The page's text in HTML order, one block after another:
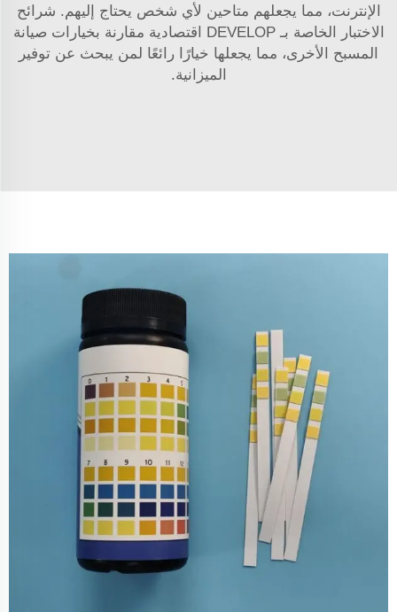
الإنترنت، مما يجعلهم متاحين لأي شخص يحتاج إليهم. شرائح
الاختبار الخاصة بـ DEVELOP اقتصادية مقارنة بخيارات صيانة
المسبح الأخرى، مما يجعلها خيارًا رائعًا لمن يبحث عن توفير
الميزانية.